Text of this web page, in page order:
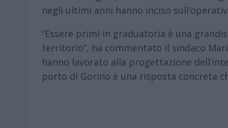
negli ultimi anni hanno inciso
“Essere primi in graduatoria è una
territorio”, ha commentato il sindaco
hanno lavorato alla progettazione
porto di Gorino è una risposta concreta